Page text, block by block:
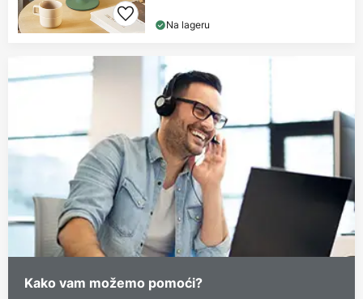
Na lageru
Kako vam možemo pomoći?